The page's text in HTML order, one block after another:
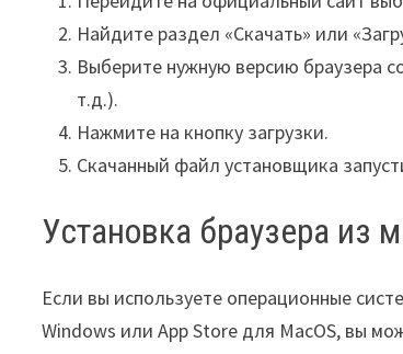
Найдите раздел «Скачать» или
Выберите нужную версию браузера
т.д.).
Нажмите на кнопку загрузки.
Скачанный файл установщика
Установка браузера из
Если вы используете операционные
Windows или App Store для MacOS, вы